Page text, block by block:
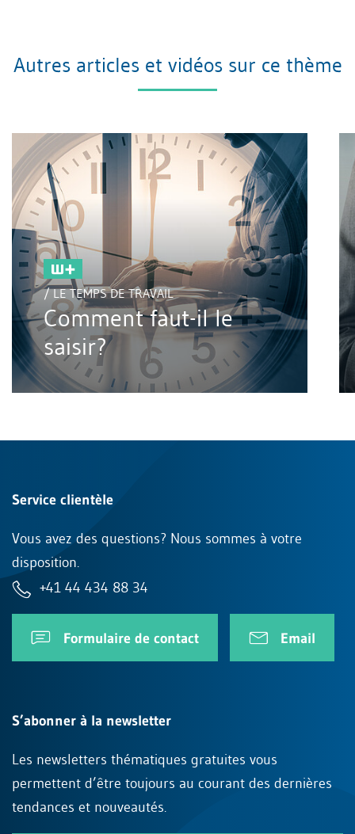
Autres articles et vidéos sur ce thème
/ LE TEMPS DE TRAVAIL
Comment faut-il le
saisir?
Service clientèle
Vous avez des questions? Nous sommes à votre
disposition.
+41 44 434 88 34
Formulaire de contact Email
S’abonner à la newsletter
Les newsletters thématiques gratuites vous
permettent d’être toujours au courant des dernières
tendances et nouveautés.